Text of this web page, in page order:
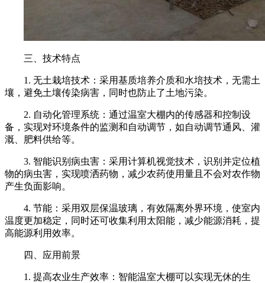
三、技术特点
1. 无土栽培技术：采用基质培养介质和水培技术，无需土
壤，避免土壤传染病害，同时也防止了土地污染。
2. 自动化管理系统：通过温室大棚内的传感器和控制设
备，实现对环境条件的监测和自动调节，如自动调节通风、灌
溉、肥料供给等。
3. 智能识别病虫害：采用计算机视觉技术，识别并定位植
物的病虫害，实现喷洒药物，减少农药使用量且不会对农作物
产生负面影响。
4. 节能：采用双层保温玻璃，有效隔离外界环境，使室内
温度更加稳定，同时还可收集利用太阳能，减少能源消耗，提
高能源利用效率。
四、应用前景
1. 提高农业生产效率：智能温室大棚可以实现无休的生